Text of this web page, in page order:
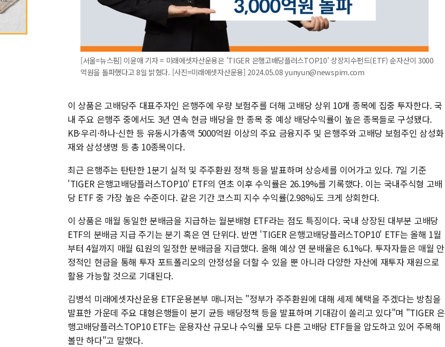
[서울=뉴스핌] 이윤애 기자 = 미래에셋자산운용은 'TIGER 은행고배당플러스TOP10' 상장지수펀드(ETF) 순자산이 3000
억원을 돌파했다고 8일 밝혔다. [사진=미래에셋자산운용] 2024.05.08 yunyun@newspim.com
이 상품은 고배당주 대표주자인 은행주에 우량 보험주를 더해 고배당 상위 10개 종목에 집중 투자한다. 국
내 주요 은행주 중에서도 3년 연속 현금 배당을 한 종목 중 예상 배당수익률이 높은 종목들로 구성됐다.
KB·우리·하나·신한 등 유동시가총액 5000억원 이상의 주요 금융지주 및 은행주와 고배당 보험주인 삼성화
재와 삼성생명 등 총 10종목이다.
최근 은행주는 탄탄한 1분기 실적 및 주주환원 정책 등을 발표하며 상승세를 이어가고 있다. 7일 기준
'TIGER 은행고배당플러스TOP10' ETF의 연초 이후 수익률은 26.19%를 기록했다. 이는 국내주식형 고배
당 ETF 중 가장 높은 수준이다. 같은 기간 코스피 지수 수익률(2.98%)도 크게 상회한다.
이 상품은 매월 동일한 분배금을 지급하는 월분배형 ETF라는 점도 특징이다. 국내 상장된 대부분 고배당
ETF의 분배금 지급 주기는 분기 혹은 연 단위다. 반면 'TIGER 은행고배당플러스TOP10' ETF는 올해 1월
부터 4월까지 매월 61원의 일정한 분배금을 지급했다. 올해 예상 연 분배율은 6.1%다. 투자자들은 매월 안
정적인 현금을 통해 투자 포트폴리오의 안정성을 더할 수 있을 뿐 아니라 다양한 자산에 재투자 재원으로
활용 가능할 것으로 기대된다.
김병석 미래에셋자산운용 ETF운용본부 매니저는 "정부가 주주환원에 대해 세제 혜택을 주겠다는 방침을
발표한 가운데 주요 대형은행들이 분기 균등 배당정책 등을 발표하며 기대감이 쏠리고 있다"며 "TIGER 은
행고배당플러스TOP10 ETF는 운용자산 규모나 수익률 모두 다른 고배당 ETF들을 압도하고 있어 주목해
볼만 하다"고 말했다.